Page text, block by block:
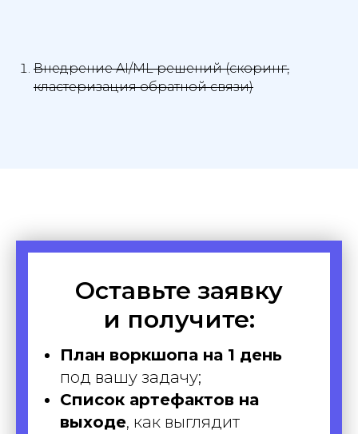
Внедрение AI/ML решений (скоринг,
кластеризация обратной связи)
Оставьте заявку
и получите:
План воркшопа на 1 день
под вашу задачу;
Список артефактов на
выходе, как выглядит